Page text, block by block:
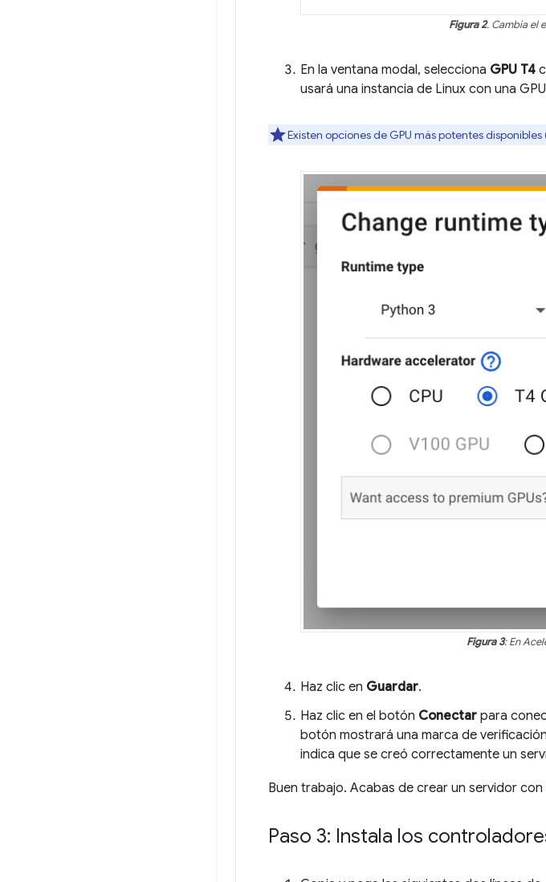
Figura 2. Cambia el
En la ventana modal, selecciona GPU T4
usará una instancia de Linux con una
Existen opciones de GPU más potentes
Figura 3: En
Haz clic en Guardar.
Haz clic en el botón Conectar para
botón mostrará una marca de
indica que se creó correctamente un
Buen trabajo. Acabas de crear un servidor
Paso 3: Instala los